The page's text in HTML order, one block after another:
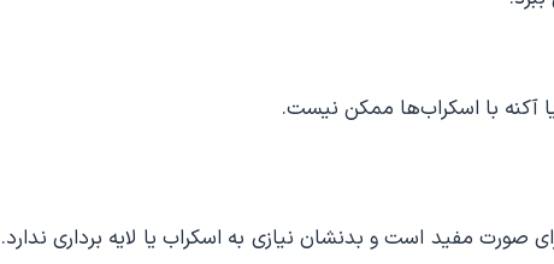
آکنه با اسکراب‌ها ممکن نیست.
صورت مفید است و بدنشان نیازی به اسکراب یا لایه برداری ندارد.